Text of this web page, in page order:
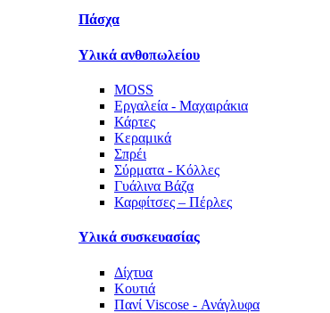
Πάσχα
Υλικά ανθοπωλείου
MOSS
Εργαλεία - Μαχαιράκια
Κάρτες
Κεραμικά
Σπρέι
Σύρματα - Κόλλες
Γυάλινα Βάζα
Καρφίτσες – Πέρλες
Υλικά συσκευασίας
Δίχτυα
Κουτιά
Πανί Viscose - Ανάγλυφα